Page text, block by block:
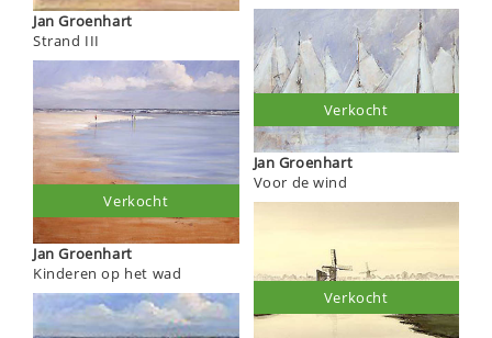
Jan Groenhart
Strand III
Jan Groenhart
Kinderen op het wad
Verkocht
Jan Groenhart
Voor de wind
Verkocht
Verkocht